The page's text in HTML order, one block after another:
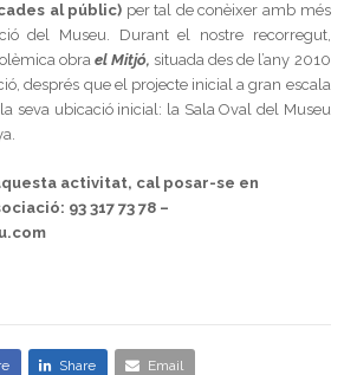
al públic) per tal de conèixer amb més
del Museu. Durant el nostre recorregut,
obra el Mitjó, situada des de l’any 2010
després que el projecte inicial a gran escala
seva ubicació inicial: la Sala Oval del Museu
activitat, cal posar-se en
93 317 73 78 –
Share Email